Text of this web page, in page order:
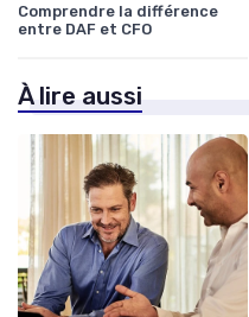
Comprendre la différence
entre DAF et CFO
À lire aussi